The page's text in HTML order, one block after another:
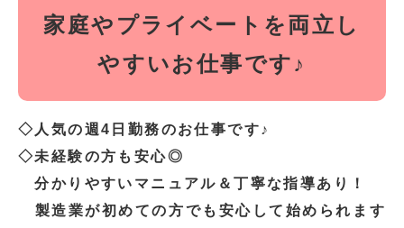
家庭やプライベートを両立し
やすいお仕事です♪
◇人気の週4日勤務のお仕事です♪
◇未経験の方も安心◎
分かりやすいマニュアル＆丁寧な指導あり！
製造業が初めての方でも安心して始められます